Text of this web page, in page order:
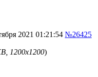
2021 01:21:54 №26425
1200x1200)